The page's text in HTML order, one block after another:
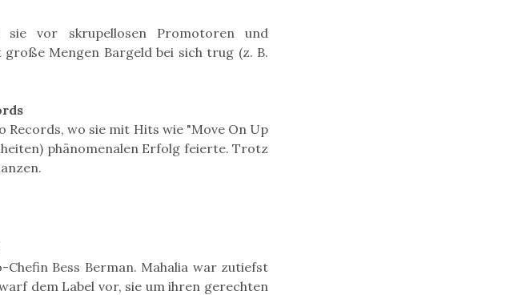
sie vor skrupellosen Promotoren und
Mengen Bargeld bei sich trug (z. B.
Records, wo sie mit Hits wie "Move On Up
phänomenalen Erfolg feierte. Trotz
Bess Berman. Mahalia war zutiefst
dem Label vor, sie um ihren gerechten